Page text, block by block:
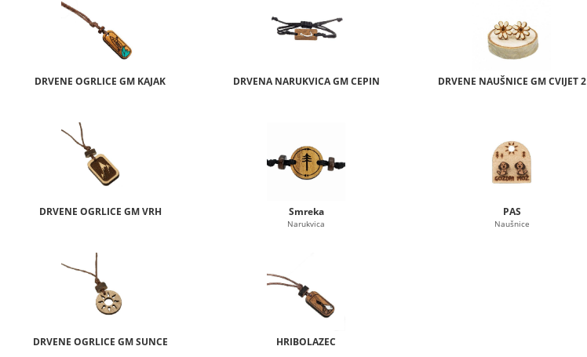
DRVENE OGRLICE GM KAJAK DRVENA NARUKVICA GM CEPIN DRVENE NAUŠNICE GM CVIJET 2
DRVENE OGRLICE GM VRH Smreka
Narukvica
PAS
Naušnice
DRVENE OGRLICE GM SUNCE HRIBOLAZEC